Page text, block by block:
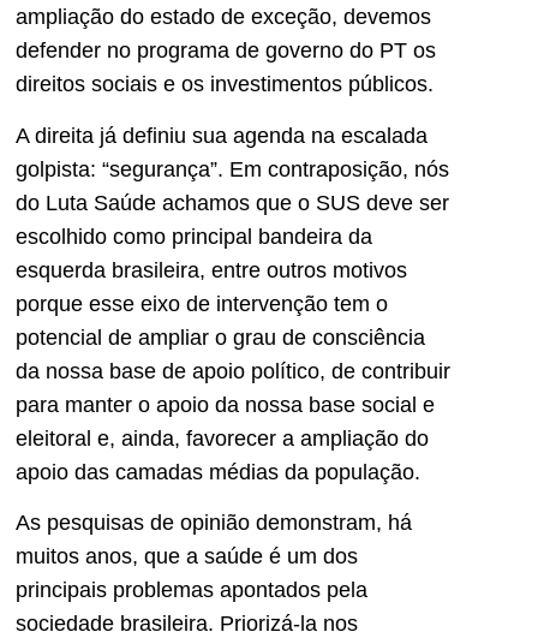
ampliação do estado de exceção, devemos
defender no programa de governo do PT os
direitos sociais e os investimentos públicos.
A direita já definiu sua agenda na escalada
golpista: “segurança”. Em contraposição, nós
do Luta Saúde achamos que o SUS deve ser
escolhido como principal bandeira da
esquerda brasileira, entre outros motivos
porque esse eixo de intervenção tem o
potencial de ampliar o grau de consciência
da nossa base de apoio político, de contribuir
para manter o apoio da nossa base social e
eleitoral e, ainda, favorecer a ampliação do
apoio das camadas médias da população.
As pesquisas de opinião demonstram, há
muitos anos, que a saúde é um dos
principais problemas apontados pela
sociedade brasileira. Priorizá-la nos